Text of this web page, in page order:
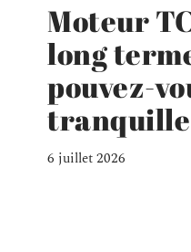
Moteur
long
pouvez-
6 juillet 2026